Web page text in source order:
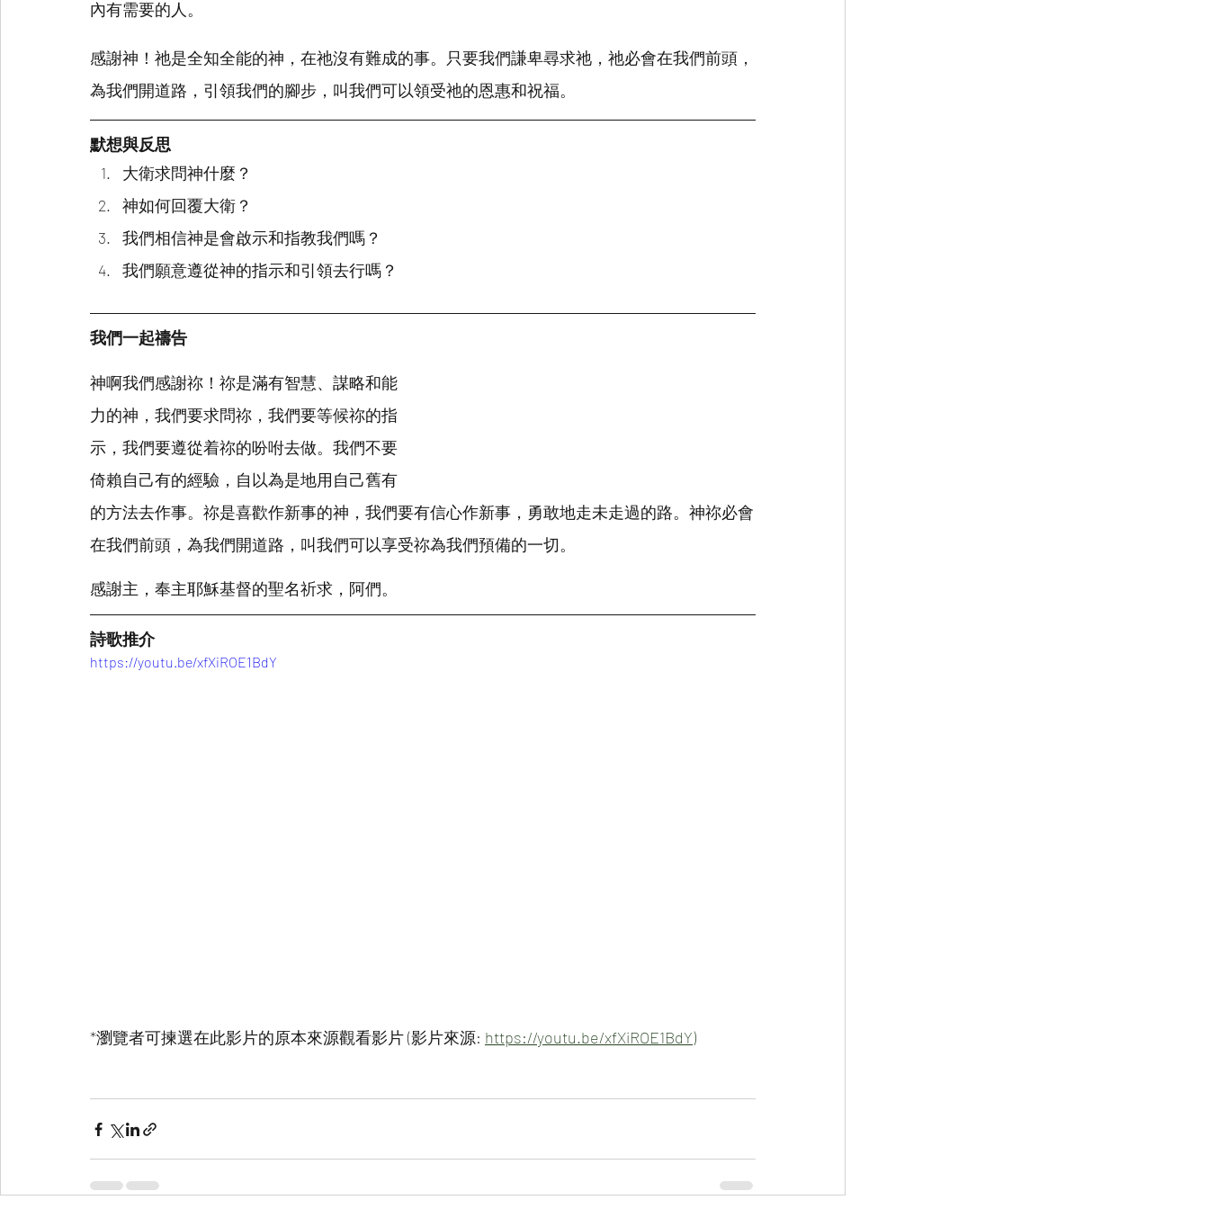
內有需要的人。
感謝神！祂是全知全能的神，在祂沒有難成的事。只要我們謙卑尋求祂，祂必會在我們前頭，
為我們開道路，引領我們的腳步，叫我們可以領受祂的恩惠和祝福。
默想與反思
大衛求問神什麼？
神如何回覆大衛？
我們相信神是會啟示和指教我們嗎？
我們願意遵從神的指示和引領去行嗎？
我們一起禱告
神啊我們感謝祢！祢是滿有智慧、謀略和能
力的神，我們要求問祢，我們要等候祢的指
示，我們要遵從着祢的吩咐去做。我們不要
倚賴自己有的經驗，自以為是地用自己舊有
的方法去作事。祢是喜歡作新事的神，我們要有信心作新事，勇敢地走未走過的路。神祢必會
在我們前頭，為我們開道路，叫我們可以享受祢為我們預備的一切。
感謝主，奉主耶穌基督的聖名祈求，阿們。
詩歌推介
https://youtu.be/xfXiROE1BdY
*瀏覽者可揀選在此影片的原本來源觀看影片 (影片來源: https://youtu.be/xfXiROE1BdY)